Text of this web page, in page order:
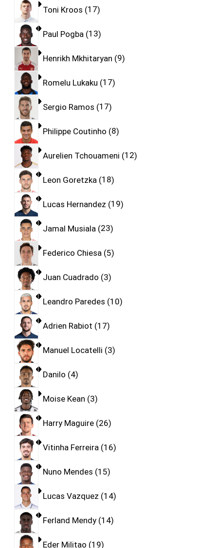
Toni Kroos 17
Paul Pogba 13
Henrikh Mkhitaryan 9
Romelu Lukaku 17
Sergio Ramos 17
Philippe Coutinho 8
Aurelien Tchouameni 12
Leon Goretzka 18
Lucas Hernandez 19
Jamal Musiala 23
Federico Chiesa 5
Juan Cuadrado 3
Leandro Paredes 10
Adrien Rabiot 17
Manuel Locatelli 3
Danilo 4
Moise Kean 3
Harry Maguire 26
Vitinha Ferreira 16
Nuno Mendes 15
Lucas Vazquez 14
Ferland Mendy 14
Eder Militao 19